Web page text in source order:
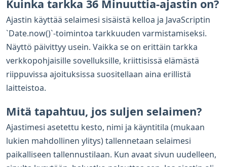
Kuinka tarkka 36 Minuuttia-ajastin on?
Ajastin käyttää selaimesi sisäistä kelloa ja JavaScriptin
`Date.now()`-toimintoa tarkkuuden varmistamiseksi.
Näyttö päivittyy usein. Vaikka se on erittäin tarkka
verkkopohjaisille sovelluksille, kriittisissä elämästä
riippuvissa ajoituksissa suositellaan aina erillistä
laitteistoa.
Mitä tapahtuu, jos suljen selaimen?
Ajastimesi asetettu kesto, nimi ja käyntitila (mukaan
lukien mahdollinen ylitys) tallennetaan selaimesi
paikalliseen tallennustilaan. Kun avaat sivun uudelleen,